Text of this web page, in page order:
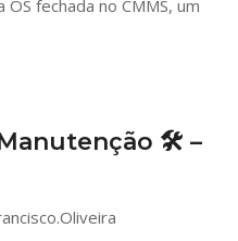
fechada no CMMS, um
🛠️ –